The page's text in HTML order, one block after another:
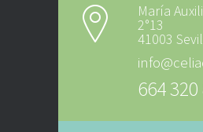
María
2°13
41003
664